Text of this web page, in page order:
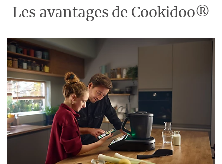
Les avantages de Cookidoo®